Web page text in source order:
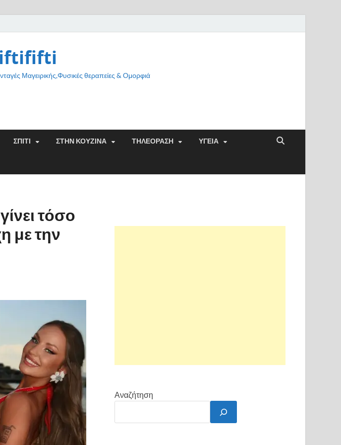
Μαγειρικής,Φυσικές θεραπείες & Ομορφιά
ΣΠΙΤΙ ΣΤΗΝ ΚΟΥΖΙΝΑ ΤΗΛΕΟΡΑΣΗ ΥΓΕΙΑ
τόσο
με την
Αναζήτηση